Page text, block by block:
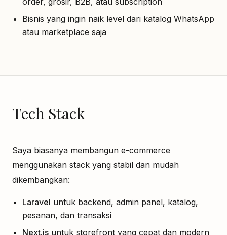
Bisnis yang ingin naik level dari katalog WhatsApp
atau marketplace saja
Tech Stack
Saya biasanya membangun e-commerce
menggunakan stack yang stabil dan mudah
dikembangkan:
Laravel untuk backend, admin panel, katalog,
pesanan, dan transaksi
Next.js untuk storefront yang cepat dan modern